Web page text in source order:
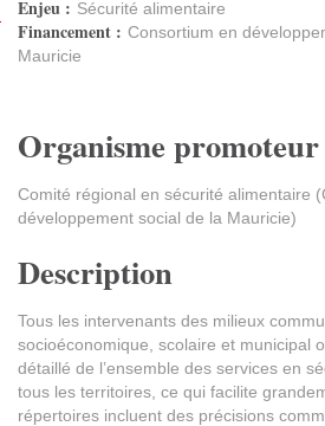
Enjeu : Sécurité alimentaire
Financement : Consortium en
Mauricie
Organisme promoteur
Comité régional en sécurité alimentaire
développement social de la Mauricie)
Description
Tous les intervenants des milieux
socioéconomique, scolaire et municipal
détaillé de l’ensemble des services en
tous les territoires, ce qui facilite
répertoires incluent des précisions